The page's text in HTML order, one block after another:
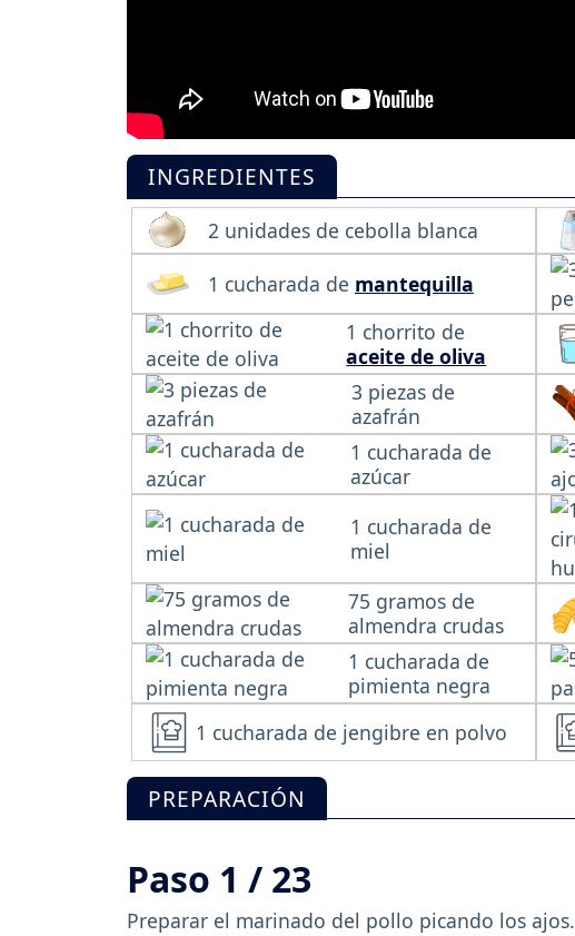
INGREDIENTES
2 unidades de cebolla blanca
1 cucharada de mantequilla
1 chorrito de
aceite de oliva
3 piezas de
azafrán
1 cucharada de
azúcar
1 cucharada de
miel
75 gramos de
almendra crudas
1 cucharada de
pimienta negra
1 cucharada de jengibre en polvo
PREPARACIÓN
Paso 1 / 23
Preparar el marinado del pollo picando los ajos.